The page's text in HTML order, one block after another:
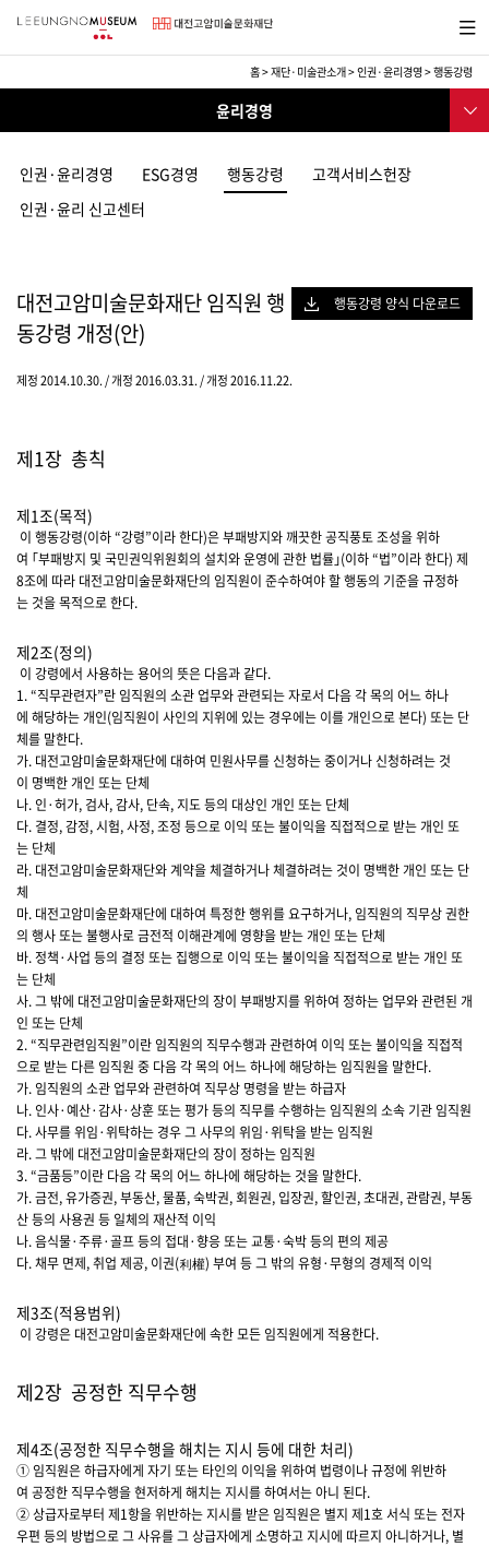
메
재
·
미술관 건축물 및 MI
인권·윤리경영
홈>재단·미술관소개>인권·윤리경영>행동강령
윤리경영
인권·윤리경영 ESG경영 행동강령
고객서비스헌장
인권·윤리 신고센터
행동강령 양식 다운로드
대전고암미술문화재단 임직원 행
동강령 개정(안)
제정 2014.10.30. / 개정 2016.03.31. / 개정 2016.11.22.
제1장 총칙
제1조(목적)
이 행동강령(이하 “강령”이라 한다)은 부패방지와 깨끗한 공직풍토 조성을 위하
여 ｢부패방지 및 국민권익위원회의 설치와 운영에 관한 법률｣(이하 “법”이라 한다) 제
8조에 따라 대전고암미술문화재단의 임직원이 준수하여야 할 행동의 기준을 규정하
는 것을 목적으로 한다.
제2조(정의)
이 강령에서 사용하는 용어의 뜻은 다음과 같다.
1. “직무관련자”란 임직원의 소관 업무와 관련되는 자로서 다음 각 목의 어느 하나
에 해당하는 개인(임직원이 사인의 지위에 있는 경우에는 이를 개인으로 본다) 또는 단
체를 말한다.
가. 대전고암미술문화재단에 대하여 민원사무를 신청하는 중이거나 신청하려는 것
이 명백한 개인 또는 단체
나. 인·허가, 검사, 감사, 단속, 지도 등의 대상인 개인 또는 단체
다. 결정, 감정, 시험, 사정, 조정 등으로 이익 또는 불이익을 직접적으로 받는 개인 또
는 단체
라. 대전고암미술문화재단와 계약을 체결하거나 체결하려는 것이 명백한 개인 또는 단
체
마. 대전고암미술문화재단에 대하여 특정한 행위를 요구하거나, 임직원의 직무상 권한
의 행사 또는 불행사로 금전적 이해관계에 영향을 받는 개인 또는 단체
바. 정책·사업 등의 결정 또는 집행으로 이익 또는 불이익을 직접적으로 받는 개인 또
는 단체
사. 그 밖에 대전고암미술문화재단의 장이 부패방지를 위하여 정하는 업무와 관련된 개
인 또는 단체
2. “직무관련임직원”이란 임직원의 직무수행과 관련하여 이익 또는 불이익을 직접적
으로 받는 다른 임직원 중 다음 각 목의 어느 하나에 해당하는 임직원을 말한다.
가. 임직원의 소관 업무와 관련하여 직무상 명령을 받는 하급자
나. 인사·예산·감사·상훈 또는 평가 등의 직무를 수행하는 임직원의 소속 기관 임직원
다. 사무를 위임·위탁하는 경우 그 사무의 위임·위탁을 받는 임직원
라. 그 밖에 대전고암미술문화재단의 장이 정하는 임직원
3. “금품등”이란 다음 각 목의 어느 하나에 해당하는 것을 말한다.
가. 금전, 유가증권, 부동산, 물품, 숙박권, 회원권, 입장권, 할인권, 초대권, 관람권, 부동
산 등의 사용권 등 일체의 재산적 이익
나. 음식물·주류·골프 등의 접대·향응 또는 교통·숙박 등의 편의 제공
다. 채무 면제, 취업 제공, 이권(利權) 부여 등 그 밖의 유형·무형의 경제적 이익
제3조(적용범위)
이 강령은 대전고암미술문화재단에 속한 모든 임직원에게 적용한다.
제2장 공정한 직무수행
제4조(공정한 직무수행을 해치는 지시 등에 대한 처리)
① 임직원은 하급자에게 자기 또는 타인의 이익을 위하여 법령이나 규정에 위반하
여 공정한 직무수행을 현저하게 해치는 지시를 하여서는 아니 된다.
② 상급자로부터 제1항을 위반하는 지시를 받은 임직원은 별지 제1호 서식 또는 전자
우편 등의 방법으로 그 사유를 그 상급자에게 소명하고 지시에 따르지 아니하거나, 별